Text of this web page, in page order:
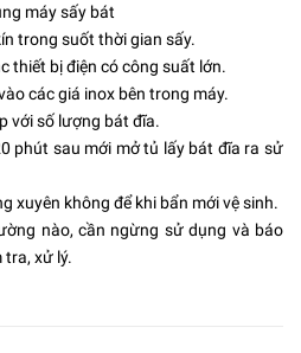
máy sấy bát
trong suốt thời gian sấy.
thiết bị điện có công suất lớn.
các giá inox bên trong máy.
với số lượng bát đĩa.
phút sau mới mở tủ lấy bát đĩa ra sử
xuyên không để khi bẩn mới vệ sinh.
nào, cần ngừng sử dụng và báo
tra, xử lý.